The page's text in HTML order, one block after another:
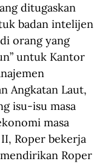
ditugaskan
badan intelijen
orang yang
untuk Kantor
Angkatan Laut,
isu-isu masa
masa
Roper bekerja
Roper